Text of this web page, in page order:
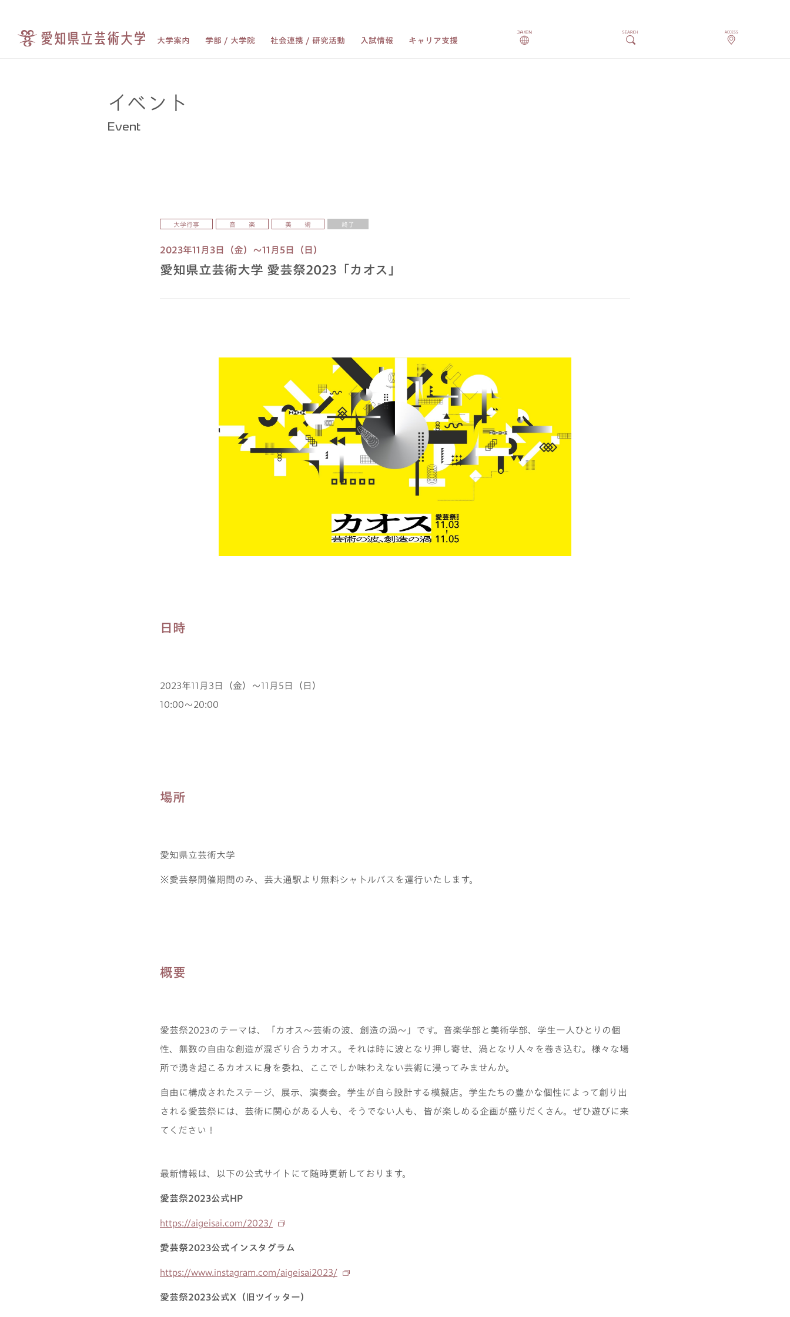
大学案内 学部 / 大学院 社会連携 / 研究活動 入試情報 キャリア支援
イベント
Event
大学行事 音 楽 美 術 終了
2023年11月3日（金）～11月5日（日）
愛知県立芸術大学 愛芸祭2023「カオス」
日時
2023年11月3日（金）～11月5日（日）
10:00～20:00
場所
愛知県立芸術大学
※愛芸祭開催期間のみ、芸大通駅より無料シャトルバスを運行いたします。
概要
愛芸祭2023のテーマは、「カオス～芸術の波、創造の渦～」です。音楽学部と美術学部、学生一人ひとりの個
性、無数の自由な創造が混ざり合うカオス。それは時に波となり押し寄せ、渦となり人々を巻き込む。様々な場
所で湧き起こるカオスに身を委ね、ここでしか味わえない芸術に浸ってみませんか。
自由に構成されたステージ、展示、演奏会。学生が自ら設計する模擬店。学生たちの豊かな個性によって創り出
される愛芸祭には、芸術に関心がある人も、そうでない人も、皆が楽しめる企画が盛りだくさん。ぜひ遊びに来
てください！
最新情報は、以下の公式サイトにて随時更新しております。
愛芸祭2023公式HP
https://aigeisai.com/2023/
愛芸祭2023公式インスタグラム
https://www.instagram.com/aigeisai2023/
愛芸祭2023公式X（旧ツイッター）